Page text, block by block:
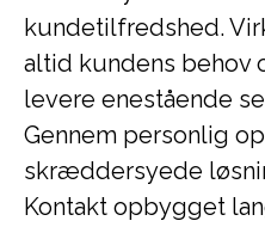
kundetilfredshed.
altid kundens
levere enestående
Gennem personlig
skræddersyede
Kontakt opbygget